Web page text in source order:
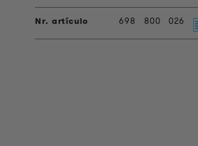
698 800 026